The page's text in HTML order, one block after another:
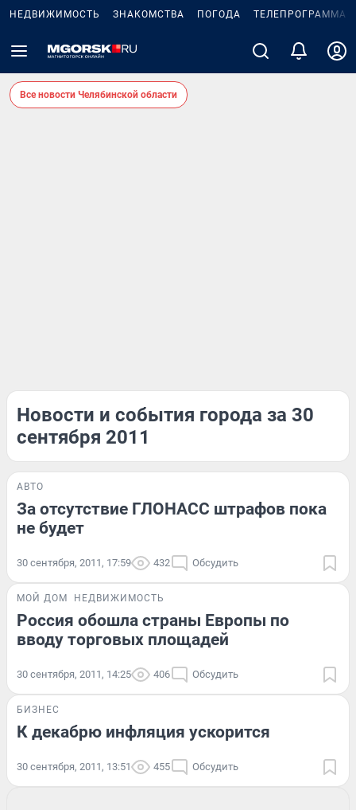
НЕДВИЖИМОСТЬ ЗНАКОМСТВА ПОГОДА ТЕЛЕПРОГРАММА
Все новости Челябинской области
Новости и события города за 30
сентября 2011
АВТО
За отсутствие ГЛОНАСС штрафов пока
не будет
30 сентября, 2011, 17:59 432 Обсудить
МОЙ ДОМ НЕДВИЖИМОСТЬ
Россия обошла страны Европы по
вводу торговых площадей
30 сентября, 2011, 14:25 406 Обсудить
БИЗНЕС
К декабрю инфляция ускорится
30 сентября, 2011, 13:51 455 Обсудить